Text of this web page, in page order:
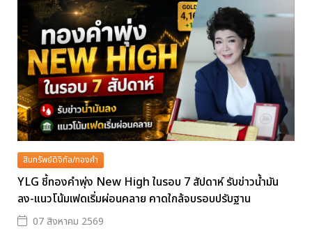
สินทรัพย์ดิจิทัล/ทองคำ
YLG ชี้ทองคำพุ่ง New High ในรอบ 7 สัปดาห์ รับข่าวน้ำมัน
ลง-แนวโน้มเฟดเริ่มผ่อนคลาย คาดใกล้จบรอบปรับฐาน
07 สิงหาคม 2569